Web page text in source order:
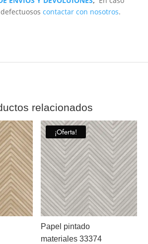
contactar con nosotros.
relacionados
¡Oferta!
Papel pintado
materiales 33374